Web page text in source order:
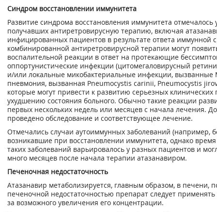
Синдром восстановлении иммунитета
Развитие синдрома восстановления иммунитета отмечалось
получавших антиретровирусную терапию, включая
инфицированных пациентов в результате ответа иммунной
комбинированной антиретровирусной терапии могут
воспалительной реакции в ответ на протекающие
оппортунистические инфекции (цитомегаловирусный
и/или локальные микобактериальные инфекции, вызванные
пневмония, вызванная Pneumocystis carinii, Pneumocystis
которые могут привести к развитию серьезных клинических
ухудшению состояния больного. Обычно такие реакции
первых нескольких недель или месяцев с начала лечения.
проведено обследование и соответствующее лечение.
Отмечались случаи аутоиммунных заболеваний (например,
возникавшие при восстановлении иммунитета, однако
таких заболеваний варьировалось у разных пациентов и
много месяцев после начала терапии атазанавиром.
Печеночная недостаточность
Атазанавир метаболизируется, главным образом, в печени,
печеночной недостаточностью препарат следует
за возможного увеличения его концентрации.